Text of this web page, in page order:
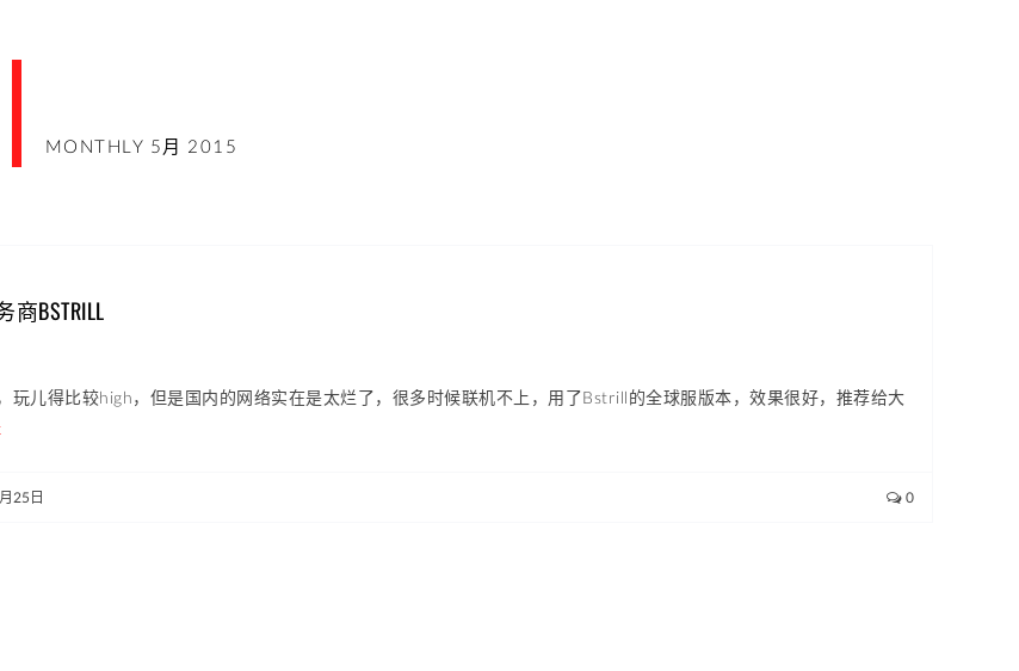
MONTHLY 5月 2015
BSTRILL
玩儿得比较high，但是国内的网络实在是太烂了，很多时候联机不上，用了Bstrill的全球服版本，效果很好，推荐给大
25日 0